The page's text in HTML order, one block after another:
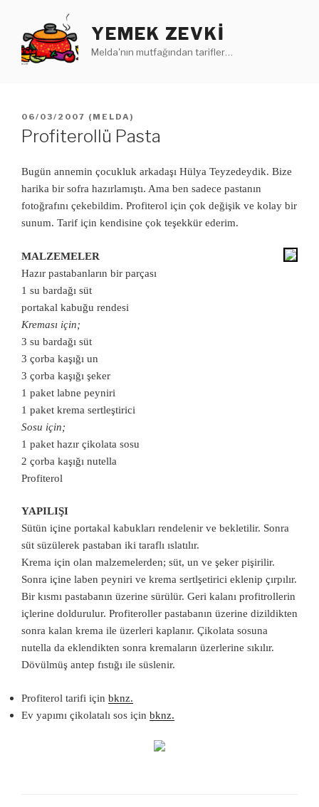
YEMEK ZEVKI
Melda'nın mutfağından tarifler…
YAYIM
TARIHI
06/03/2007 ( MELDA )
Profiterollü Pasta
Bugün annemin çocukluk arkadaşı Hülya Teyzedeydik. Bize
harika bir sofra hazırlamıştı. Ama ben sadece pastanın
fotoğrafını çekebildim. Profiterol için çok değişik ve kolay bir
sunum. Tarif için kendisine çok teşekkür ederim.
MALZEMELER
Hazır pastabanların bir parçası
1 su bardağı süt
portakal kabuğu rendesi
Kreması için;
3 su bardağı süt
3 çorba kaşığı un
3 çorba kaşığı şeker
1 paket labne peyniri
1 paket krema sertleştirici
Sosu için;
1 paket hazır çikolata sosu
2 çorba kaşığı nutella
Profiterol
YAPILIŞI
Sütün içine portakal kabukları rendelenir ve bekletilir. Sonra
süt süzülerek pastaban iki taraflı ıslatılır.
Krema için olan malzemelerden; süt, un ve şeker pişirilir.
Sonra içine laben peyniri ve krema sertlşetirici eklenip çırpılır.
Bir kısmı pastabanın üzerine sürülür. Geri kalanı profitrollerin
içlerine doldurulur. Profiteroller pastabanın üzerine dizildikten
sonra kalan krema ile üzerleri kaplanır. Çikolata sosuna
nutella da eklendikten sonra kremaların üzerlerine sıkılır.
Dövülmüş antep fıstığı ile süslenir.
Profiterol tarifi için bknz.
Ev yapımı çikolatalı sos için bknz.